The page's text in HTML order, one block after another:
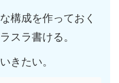
構成を作っておく
スラ書ける。
きたい。